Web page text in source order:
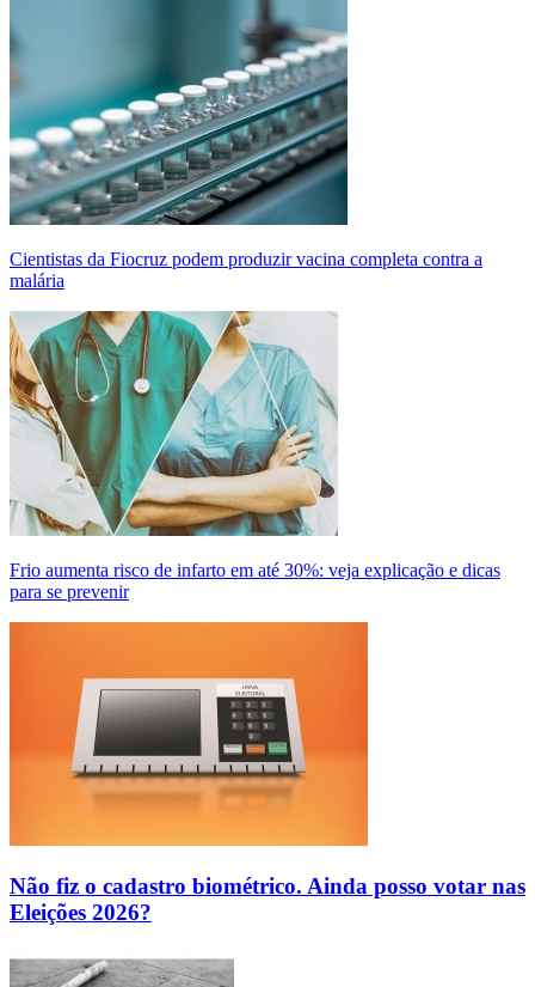
Cientistas da Fiocruz podem produzir vacina completa contra a
malária
Frio aumenta risco de infarto em até 30%: veja explicação e dicas
para se prevenir
Não fiz o cadastro biométrico. Ainda posso votar nas
Eleições 2026?